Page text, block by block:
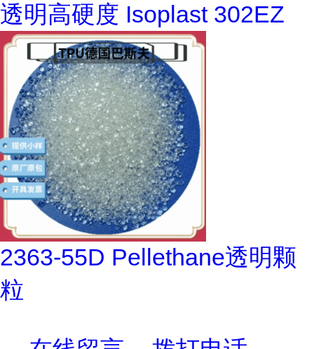
透明高硬度 Isoplast 302EZ
2363-55D Pellethane透明颗
粒